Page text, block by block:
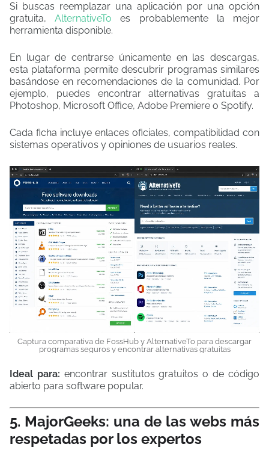
Si buscas reemplazar una aplicación por una opción
gratuita,AlternativeTo es probablemente la mejor
herramienta disponible.
En lugar de centrarse únicamente en las descargas,
esta plataforma permite descubrir programas similares
basándose en recomendaciones de la comunidad. Por
ejemplo, puedes encontrar alternativas gratuitas a
Photoshop, Microsoft Office, Adobe Premiere o Spotify.
Cada ficha incluye enlaces oficiales, compatibilidad con
sistemas operativos y opiniones de usuarios reales.
Captura comparativa de FossHub y AlternativeTo para descargar
programas seguros y encontrar alternativas gratuitas
Ideal para: encontrar sustitutos gratuitos o de código
abierto para software popular.
5. MajorGeeks: una de las webs más
respetadas por los expertos